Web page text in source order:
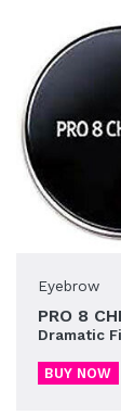
Eyebrow
PRO 8
Dramatic
BUY NOW